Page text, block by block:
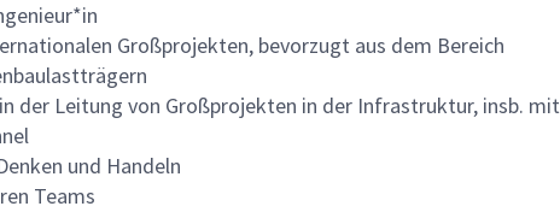
Großprojekten, bevorzugt aus dem Bereich
der Leitung von Großprojekten in der Infrastruktur, insb. mit
und Handeln
Teams